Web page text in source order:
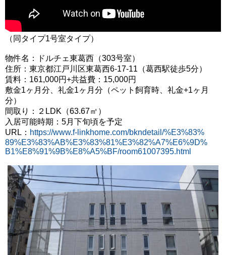
（同タイプ1号室タイプ）
物件名：ドルチェ東葛西（303号室）
住所：東京都江戸川区東葛西6-17-11（葛西駅徒歩5分）
賃料：161,000円+共益費：15,000円
敷金1ヶ月分、礼金1ヶ月分（ペット飼育時、礼金+1ヶ月
分）
間取り：２LDK（63.67㎡）
入居可能時期：5月下旬頃を予定
URL： https://www.f-linkhome.com/bkndetail/%E3%83%
89%E3%83%AB%E3%83%81%E3%82%A7%E6%9D%
B1%E8%91%9B%E8%A5%BF/room61007395.html